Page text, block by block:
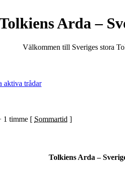
Arda –
Välkommen till Sveriges stora
aktiva trådar
1 timme [ Sommartid ]
Tolkiens Arda –